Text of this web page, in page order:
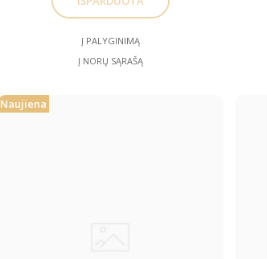
Į PALYGINIMĄ
Į NORŲ SĄRAŠĄ
Naujiena